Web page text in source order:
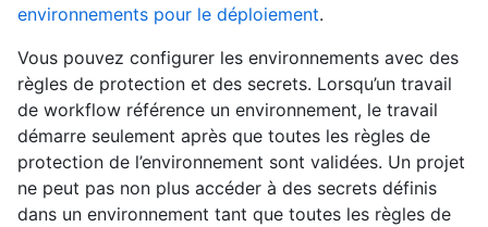
environnements pour le déploiement.
Vous pouvez configurer les environnements avec des
règles de protection et des secrets. Lorsqu’un travail
de workflow référence un environnement, le travail
démarre seulement après que toutes les règles de
protection de l’environnement sont validées. Un projet
ne peut pas non plus accéder à des secrets définis
dans un environnement tant que toutes les règles de